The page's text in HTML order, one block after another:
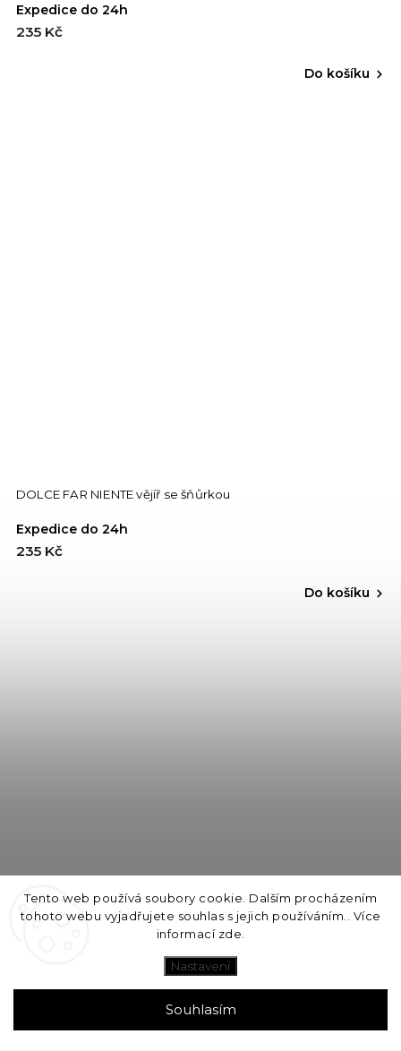
Tento web používá soubory cookie. Dalším procházením
tohoto webu vyjadřujete souhlas s jejich používáním.. Více
informací zde
Nastavení
Souhlasím
Expedice do 24h
235 Kč
Do košíku
DOLCE FAR NIENTE vějíř se šňůrkou
Expedice do 24h
235 Kč
Do košíku
I DON´T SWEAT I SPARKLE vějíř se šňůrkou / Glow in the dark